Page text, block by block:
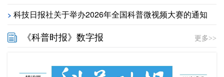
> 科技日报社关于举办2026年全国科普微视频大赛的通知
《科普时报》数字报 更多>>